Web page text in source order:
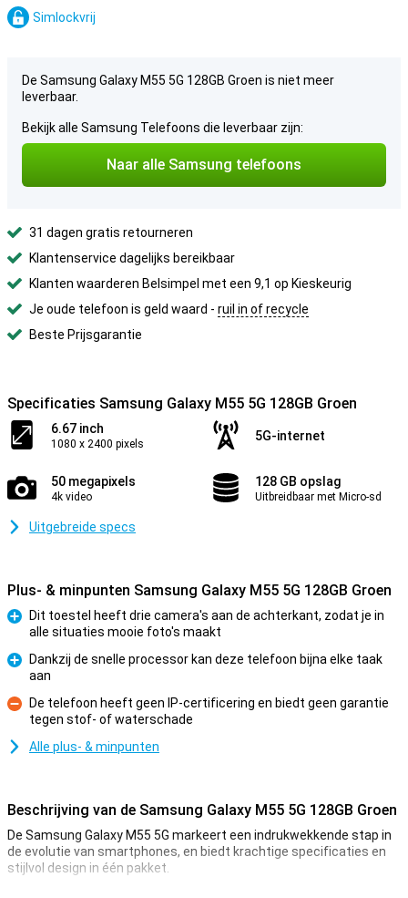
Simlockvrij
De Samsung Galaxy M55 5G 128GB Groen is niet meer
leverbaar.
Bekijk alle Samsung Telefoons die leverbaar zijn:
Naar alle Samsung telefoons
31 dagen gratis retourneren
Klantenservice dagelijks bereikbaar
Klanten waarderen Belsimpel met een 9,1 op Kieskeurig
Je oude telefoon is geld waard - ruil in of recycle
Beste Prijsgarantie
Specificaties Samsung Galaxy M55 5G 128GB Groen
6.67 inch
1080 x 2400 pixels
5G-internet
50 megapixels
4k video
128 GB opslag
Uitbreidbaar met Micro-sd
Uitgebreide specs
Plus- & minpunten Samsung Galaxy M55 5G 128GB Groen
Pluspunt
Dit toestel heeft drie camera's aan de achterkant, zodat je in
alle situaties mooie foto's maakt
Pluspunt
Dankzij de snelle processor kan deze telefoon bijna elke taak
aan
Minpunt
De telefoon heeft geen IP-certificering en biedt geen garantie
tegen stof- of waterschade
Alle plus- & minpunten
Beschrijving van de Samsung Galaxy M55 5G 128GB Groen
De Samsung Galaxy M55 5G markeert een indrukwekkende stap in
de evolutie van smartphones, en biedt krachtige specificaties en
stijlvol design in één pakket.